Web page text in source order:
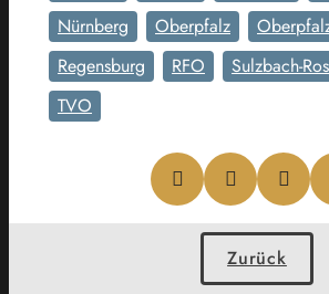
Nürnberg
Oberpfalz
Regensburg
RFO Sulzbach-
TVO
Zurück